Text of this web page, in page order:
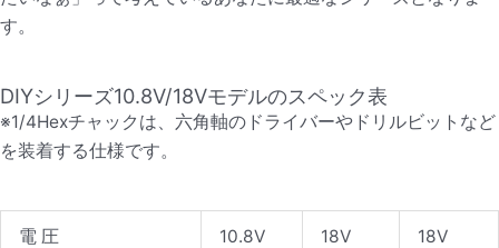
す。
DIYシリーズ10.8V/18Vモデルのスペック表
※1/4Hexチャックは、六角軸のドライバーやドリルビットなど
を装着する仕様です。
電 圧 10.8V 18V 18V